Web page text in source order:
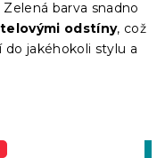
barva snadno
odstíny, což
jakéhokoli stylu a